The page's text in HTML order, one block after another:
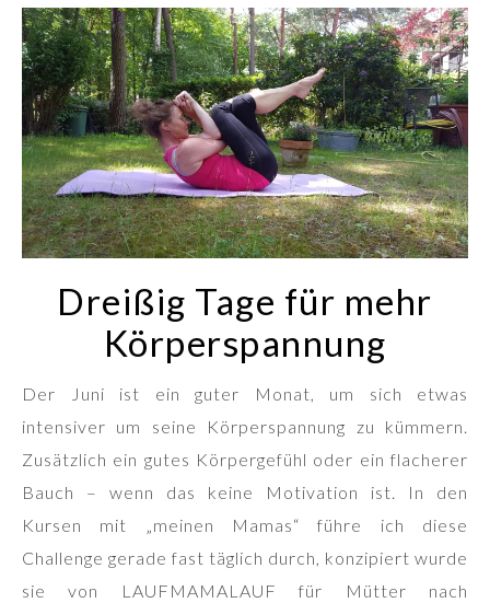
Dreißig Tage für mehr
Körperspannung
Der Juni ist ein guter Monat, um sich etwas
intensiver um seine Körperspannung zu kümmern.
Zusätzlich ein gutes Körpergefühl oder ein flacherer
Bauch – wenn das keine Motivation ist. In den
Kursen mit „meinen Mamas“ führe ich diese
Challenge gerade fast täglich durch, konzipiert wurde
sie von LAUFMAMALAUF für Mütter nach